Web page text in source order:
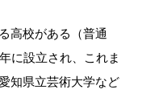
高校がある（普通
に設立され、これま
知県立芸術大学など